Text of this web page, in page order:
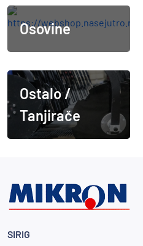
Osovine
Ostalo /
Tanjirače
SIRIG